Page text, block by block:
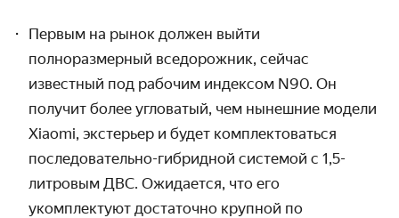
Первым на рынок должен выйти
полноразмерный вседорожник, сейчас
известный под рабочим индексом N90. Он
получит более угловатый, чем нынешние модели
Xiaomi, экстерьер и будет комплектоваться
последовательно-гибридной системой с 1,5-
литровым ДВС. Ожидается, что его
укомплектуют достаточно крупной по